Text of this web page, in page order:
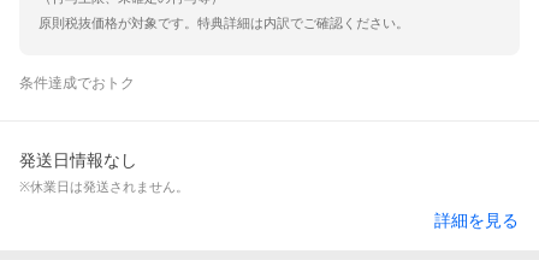
原則税抜価格が対象です。特典詳細は内訳でご確認ください。
条件達成でおトク
発送日情報なし
※休業日は発送されません。
詳細を見る